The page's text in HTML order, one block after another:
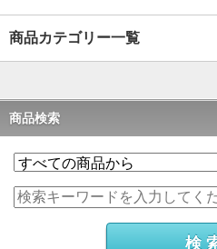
商品カテゴリー一覧
商品検索